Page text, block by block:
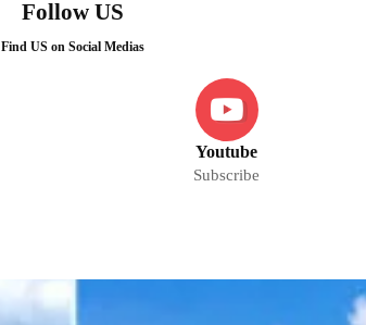
Follow US
Find US on Social Medias
Youtube
Subscribe